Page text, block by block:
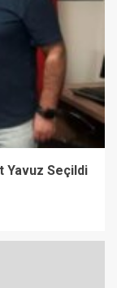
Yavuz Seçildi